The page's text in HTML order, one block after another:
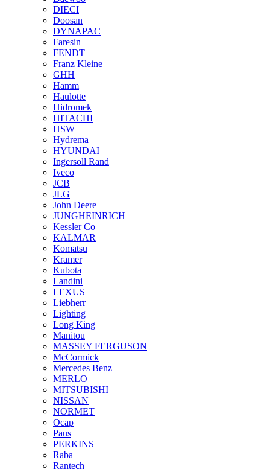
DIECI
Doosan
DYNAPAC
Faresin
FENDT
Franz Kleine
GHH
Hamm
Haulotte
Hidromek
HITACHI
HSW
Hydrema
HYUNDAI
Ingersoll Rand
Iveco
JCB
JLG
John Deere
JUNGHEINRICH
Kessler Co
KALMAR
Komatsu
Kramer
Kubota
Landini
LEXUS
Liebherr
Lighting
Long King
Manitou
MASSEY FERGUSON
McCormick
Mercedes Benz
MERLO
MITSUBISHI
NISSAN
NORMET
Ocap
Paus
PERKINS
Raba
Rantech